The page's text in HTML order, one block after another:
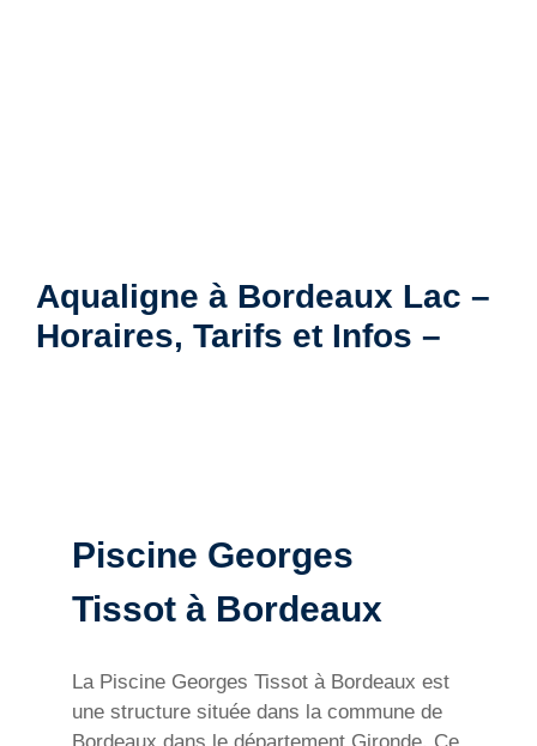
Aqualigne à Bordeaux Lac –
Horaires, Tarifs et Infos –
Piscine Georges
Tissot à Bordeaux
La Piscine Georges Tissot à Bordeaux est
une structure située dans la commune de